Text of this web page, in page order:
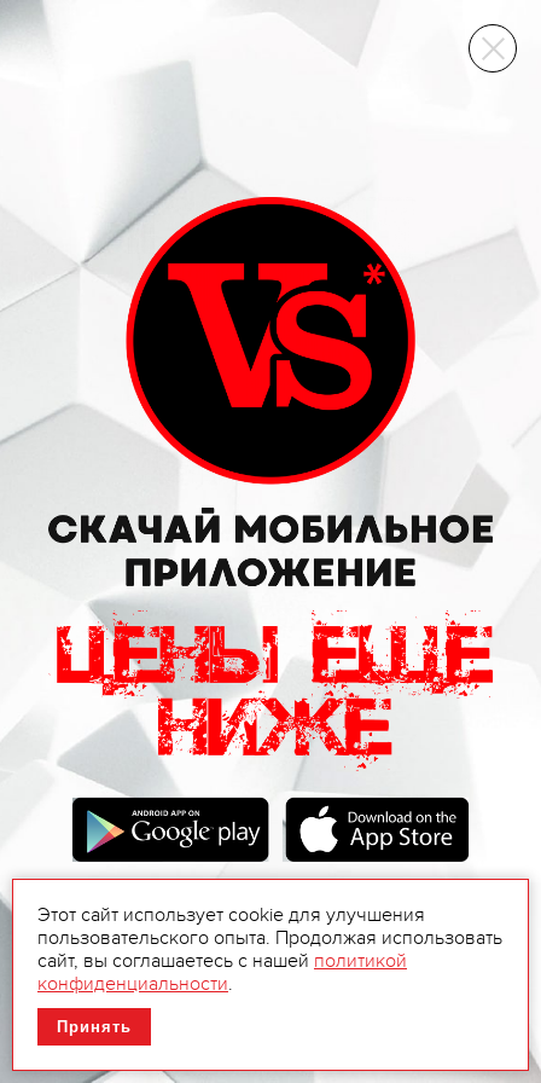
ВИННЫЙ СКЛАД
Этот сайт использует cookie для улучшения
пользовательского опыта. Продолжая использовать
сайт, вы соглашаетесь с нашей политикой
конфиденциальности.
Принять